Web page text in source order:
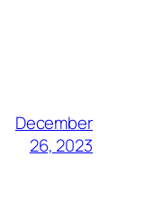
December
26, 2023